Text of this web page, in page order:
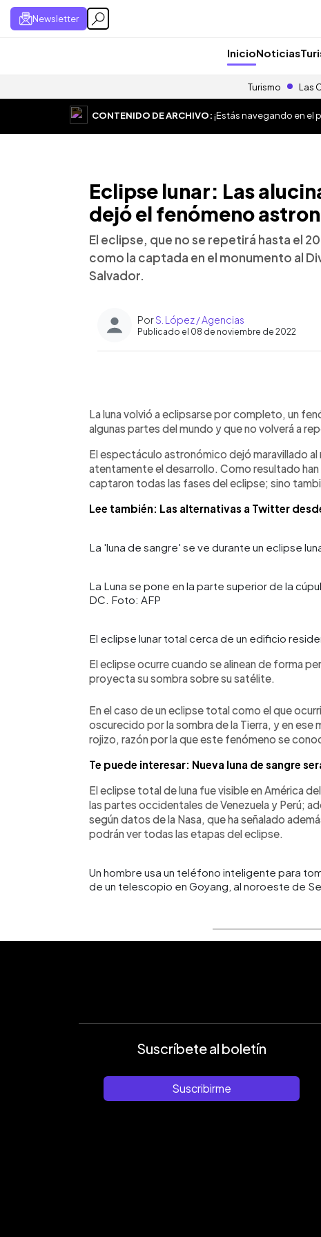
Newsletter
InicioNoticias
Turismo Las
CONTENIDO DE ARCHIVO:¡Estás navegando en el
Eclipse lunar: Las
dejó el fenómeno
El eclipse, que no se repetirá hasta el
como la captada en el monumento al
Salvador.
PorS. López / Agencias
Publicado el 08 de noviembre de 2022
► Escuchar artículo
La luna volvió a eclipsarse por completo, un
algunas partes del mundo y que no volverá a
El espectáculo astronómico dejó maravillado
atentamente el desarrollo. Como resultado
captaron todas las fases del eclipse; sino
Lee también: Las alternativas a Twitter
La 'luna de sangre' se ve durante un eclipse
La Luna se pone en la parte superior de la
DC. Foto: AFP
El eclipse lunar total cerca de un edificio
El eclipse ocurre cuando se alinean de forma
proyecta su sombra sobre su satélite.
En el caso de un eclipse total como el que
oscurecido por la sombra de la Tierra, y en
rojizo, razón por la que este fenómeno se
Te puede interesar: Nueva luna de sangre
El eclipse total de luna fue visible en América
las partes occidentales de Venezuela y Perú;
según datos de la Nasa, que ha señalado
podrán ver todas las etapas del eclipse.
Un hombre usa un teléfono inteligente para
de un telescopio en Goyang, al noroeste de
Suscríbete al boletín
Suscribirme